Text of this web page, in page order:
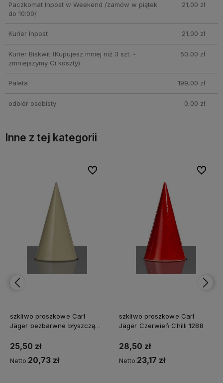
Paczkomat Inpost w Weekend /zamów w piątek
do 10:00/
21,00 zł
Kurier Inpost 21,00 zł
Kurier Biskwit(Kupujesz mniej niż 3 szt. -
zmniejszymy Ci koszty)
50,00 zł
Paleta 199,00 zł
odbiór osobisty 0,00 zł
Inne z tej kategorii
szkliwo proszkowe Carl
Jäger bezbarwne błyszczące
25,50 zł
Netto:20,73 zł
Do ulubionych
Do ulubionych
szkliwo proszkowe Carl
Jäger Czerwień Chilli 1288
28,50 zł
Netto:23,17 zł
Do
Do